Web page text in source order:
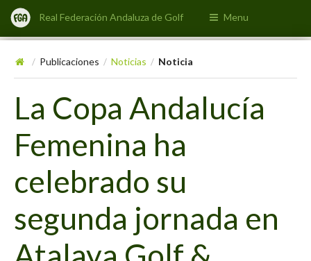
Real Federación Andaluza de Golf Menu
/ Publicaciones / Noticias / Noticia
La Copa Andalucía
Femenina ha
celebrado su
segunda jornada en